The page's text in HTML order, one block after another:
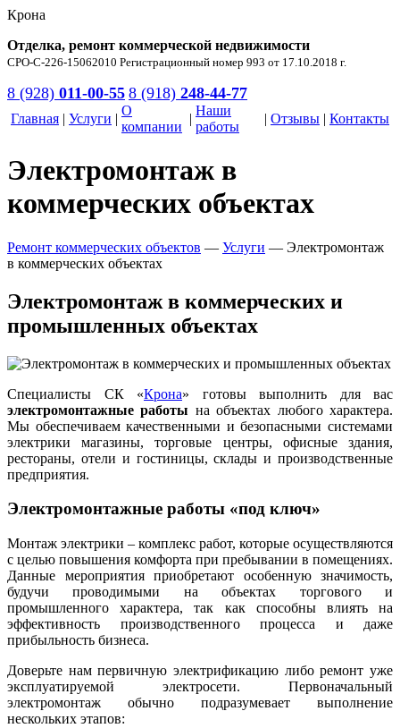
Крона
Отделка, ремонт коммерческой недвижимости
СРО-С-226-15062010 Регистрационный номер 993 от 17.10.2018 г.
8 (928) 011-00-55 8 (918) 248-44-77
Главная | Услуги |
О
компании
|
Наши
работы
| Отзывы | Контакты
Электромонтаж в
коммерческих объектах
Ремонт коммерческих объектов — Услуги — Электромонтаж
в коммерческих объектах
Электромонтаж в коммерческих и
промышленных объектах
Специалисты СК «Крона» готовы выполнить для вас
электромонтажные работы на объектах любого характера.
Мы обеспечиваем качественными и безопасными системами
электрики магазины, торговые центры, офисные здания,
рестораны, отели и гостиницы, склады и производственные
предприятия.
Электромонтажные работы «под ключ»
Монтаж электрики – комплекс работ, которые осуществляются
с целью повышения комфорта при пребывании в помещениях.
Данные мероприятия приобретают особенную значимость,
будучи проводимыми на объектах торгового и
промышленного характера, так как способны влиять на
эффективность производственного процесса и даже
прибыльность бизнеса.
Доверьте нам первичную электрификацию либо ремонт уже
эксплуатируемой электросети. Первоначальный
электромонтаж обычно подразумевает выполнение
нескольких этапов: